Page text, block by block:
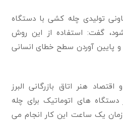
تولیدی چله کشی با دستگاه
گفت: استفاده از این روش
آوردن سطح خطای انسانی
هنر اتاق بازرگانی البرز
دستگاه های اتوماتیک برای چله
یک ساعت این کار انجام می